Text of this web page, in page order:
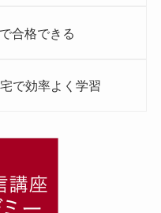
合格できる
で効率よく学習